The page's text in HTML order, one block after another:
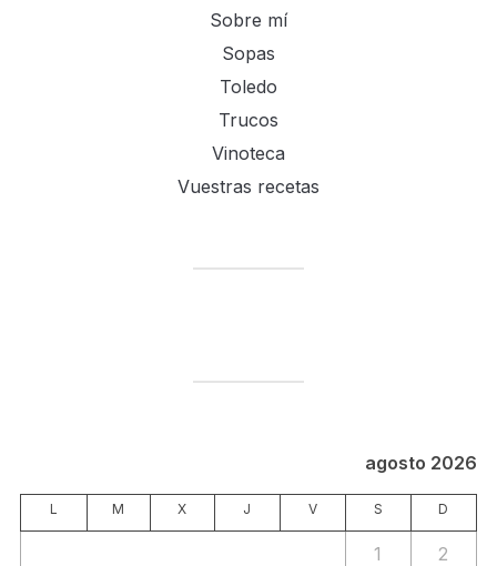
Sobre mí
Sopas
Toledo
Trucos
Vinoteca
Vuestras recetas
agosto 2026
L M X J V S D
1 2